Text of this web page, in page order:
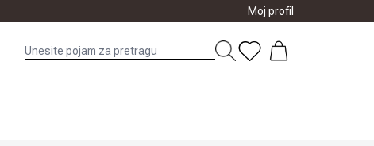
Moj profil